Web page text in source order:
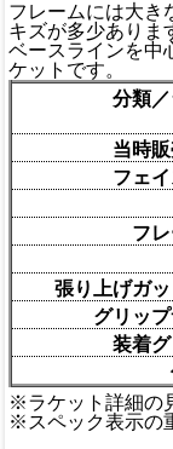
フレームには大き
キズが多少ありま
ベースラインを中
ケットです。
分類
当時
フェ
フ
張り上げガ
グリッ
装着
※ラケット詳細の
※スペック表示の